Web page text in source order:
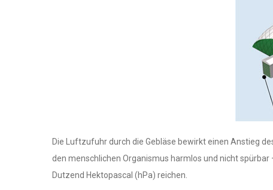
Die Luftzufuhr durch die Gebläse bewirkt einen Anstieg
den menschlichen Organismus harmlos und nicht
Dutzend Hektopascal (hPa) reichen.